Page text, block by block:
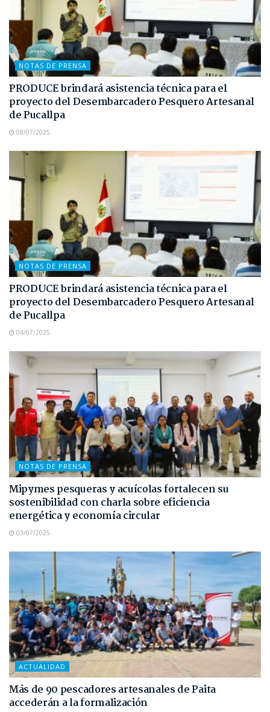
NOTAS DE PRENSA
PRODUCE brindará asistencia técnica para el
proyecto del Desembarcadero Pesquero Artesanal
de Pucallpa
08/07/2025
NOTAS DE PRENSA
PRODUCE brindará asistencia técnica para el
proyecto del Desembarcadero Pesquero Artesanal
de Pucallpa
04/07/2025
NOTAS DE PRENSA
Mipymes pesqueras y acuícolas fortalecen su
sostenibilidad con charla sobre eficiencia
energética y economía circular
03/07/2025
ACTUALIDAD
Más de 90 pescadores artesanales de Paita
accederán a la formalización